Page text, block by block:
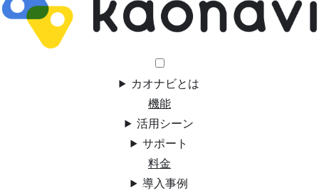
カオナビとは
機能
活用シーン
サポート
料金
導入事例